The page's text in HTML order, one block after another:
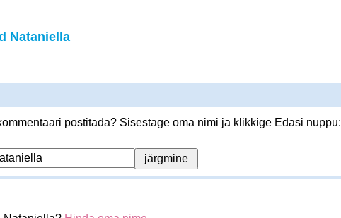
Nataniella
postitada? Sisestage oma nimi ja klikkige Edasi nuppu: